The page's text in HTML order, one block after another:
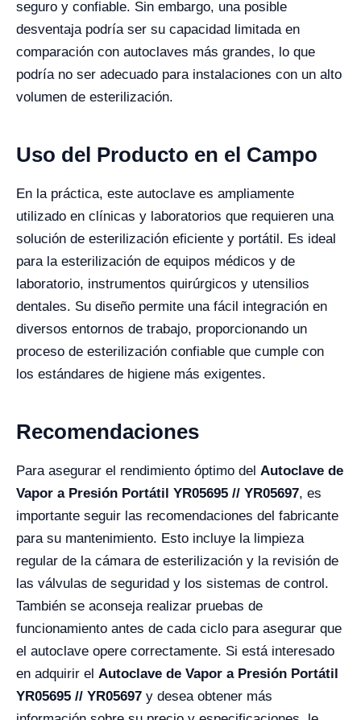
seguro y confiable. Sin embargo, una posible
desventaja podría ser su capacidad limitada en
comparación con autoclaves más grandes, lo que
podría no ser adecuado para instalaciones con un alto
volumen de esterilización.
Uso del Producto en el Campo
En la práctica, este autoclave es ampliamente
utilizado en clínicas y laboratorios que requieren una
solución de esterilización eficiente y portátil. Es ideal
para la esterilización de equipos médicos y de
laboratorio, instrumentos quirúrgicos y utensilios
dentales. Su diseño permite una fácil integración en
diversos entornos de trabajo, proporcionando un
proceso de esterilización confiable que cumple con
los estándares de higiene más exigentes.
Recomendaciones
Para asegurar el rendimiento óptimo del Autoclave de
Vapor a Presión Portátil YR05695 // YR05697, es
importante seguir las recomendaciones del fabricante
para su mantenimiento. Esto incluye la limpieza
regular de la cámara de esterilización y la revisión de
las válvulas de seguridad y los sistemas de control.
También se aconseja realizar pruebas de
funcionamiento antes de cada ciclo para asegurar que
el autoclave opere correctamente. Si está interesado
en adquirir el Autoclave de Vapor a Presión Portátil
YR05695 // YR05697 y desea obtener más